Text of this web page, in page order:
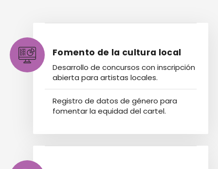
Fomento de la cultura local
Desarrollo de concursos con inscripción
abierta para artistas locales.
Registro de datos de género para
fomentar la equidad del cartel.